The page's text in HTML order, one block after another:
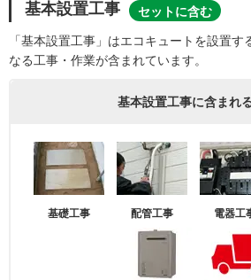
基本設置工事 セットに含む
「基本設置工事」はエコキュートを設置
なる工事・作業が含まれています。
基本設置工事に含まれ
基礎工事 配管工事 電器工